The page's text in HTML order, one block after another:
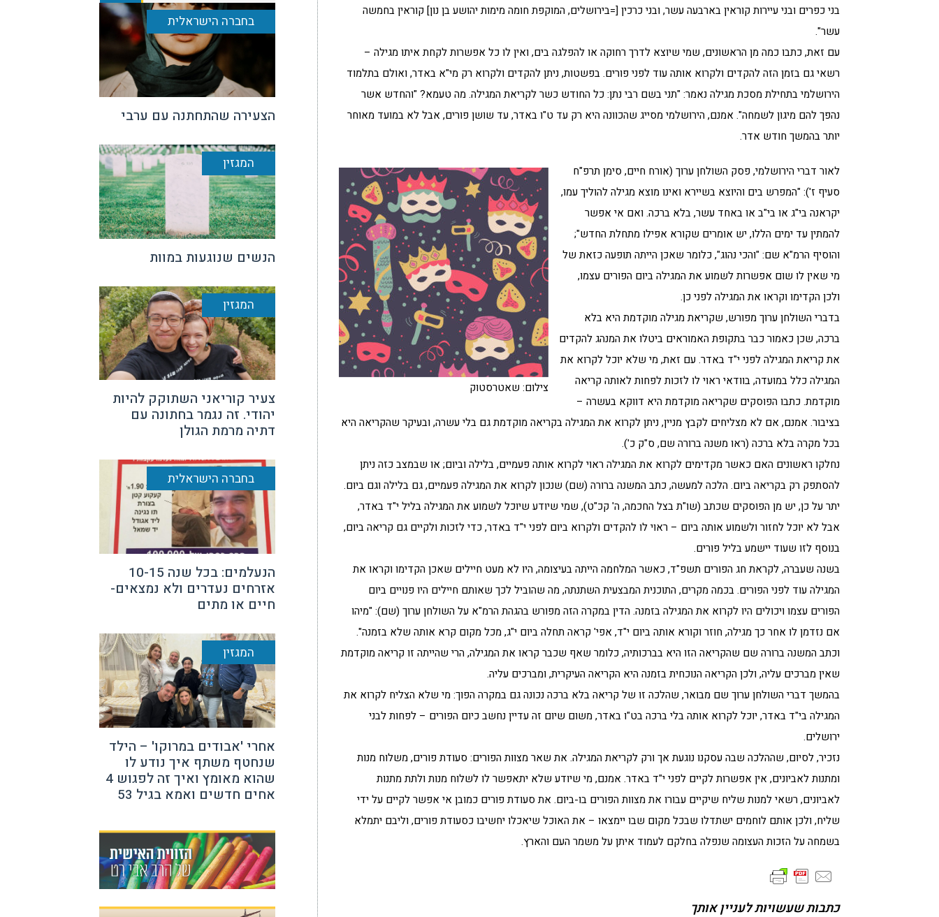
בני כפרים ובני עיירות קוראין בארבעה עשר, ובני כרכין [=בירושלים, המוקפת חומה מימות יהושע בן נון] קוראין בחמשה
עשר".
עם זאת, כתבו כמה מן הראשונים, שמי שיוצא לדרך רחוקה או להפלגה בים, ואין לו כל אפשרות לקחת איתו מגילה –
רשאי גם בזמן הזה להקדים ולקרוא אותה עוד לפני פורים. בפשטות, ניתן להקדים ולקרוא רק מי"א באדר, ואולם בתלמוד
הירושלמי בתחילת מסכת מגילה נאמר: "תני בשם רבי נתן: כל החודש כשר לקריאת המגילה. מה טעמא? "והחדש אשר
נהפך להם מיגון לשמחה". אמנם, הירושלמי מסייג שהכוונה היא רק עד ט"ו באדר, עד שושן פורים, אבל לא במועד מאוחר
יותר בהמשך חודש אדר.
צילום: שאטרסטוק
לאור דברי הירושלמי, פסק השולחן ערוך (אורח חיים, סימן תרפ"ח
סעיף ז'): "המפרש בים והיוצא בשיירא ואינו מוצא מגילה להוליך עמו,
יקראנה בי"ג או בי"ב או באחד עשר, בלא ברכה. ואם אי אפשר
להמתין עד ימים הללו, יש אומרים שקורא אפילו מתחלת החדש";
והוסיף הרמ"א שם: "והכי נהוג", כלומר שאכן הייתה תופעה כזאת של
מי שאין לו שום אפשרות לשמוע את המגילה ביום הפורים עצמו,
ולכן הקדימו וקראו את המגילה לפני כן.
בדברי השולחן ערוך מפורש, שקריאת מגילה מוקדמת היא בלא
ברכה, שכן כאמור כבר בתקופת האמוראים ביטלו את המנהג להקדים
את קריאת המגילה לפני י"ד באדר. עם זאת, מי שלא יוכל לקרוא את
המגילה כלל במועדה, בוודאי ראוי לו לזכות לפחות לאותה קריאה
מוקדמת. כתבו הפוסקים שקריאה מוקדמת היא דווקא בעשרה –
בציבור. אמנם, אם לא מצליחים לקבץ מניין, ניתן לקרוא את המגילה בקריאה מוקדמת גם בלי עשרה, ובעיקר שהקריאה היא
בכל מקרה בלא ברכה (ראו משנה ברורה שם, ס"ק כ').
נחלקו ראשונים האם כאשר מקדימים לקרוא את המגילה ראוי לקרוא אותה פעמיים, בלילה וביום; או שבמצב כזה ניתן
להסתפק רק בקריאה ביום. הלכה למעשה, כתב המשנה ברורה (שם) שנכון לקרוא את המגילה פעמיים, גם בלילה וגם ביום.
יתר על כן, יש מן הפוסקים שכתב (שו"ת בצל החכמה, ה' קכ"ט), שמי שיודע שיוכל לשמוע את המגילה בליל י"ד באדר,
אבל לא יוכל לחזור ולשמוע אותה ביום – ראוי לו להקדים ולקרוא ביום לפני י"ד באדר, כדי לזכות ולקיים גם קריאה ביום,
בנוסף לזו שעוד יישמע בליל פורים.
בשנה שעברה, לקראת חג הפורים תשפ"ד, כאשר המלחמה הייתה בעיצומה, היו לא מעט חיילים שאכן הקדימו וקראו את
המגילה עוד לפני הפורים. בכמה מקרים, התוכנית המבצעית השתנתה, מה שהוביל לכך שאותם חיילים היו פנויים ביום
הפורים עצמו ויכולים היו לקרוא את המגילה בזמנה. הדין במקרה הזה מפורש בהגהת הרמ"א על השולחן ערוך (שם): "מיהו
אם נזדמן לו אחר כך מגילה, חוזר וקורא אותה ביום י"ד, אפי' קראה תחלה ביום י"ג, מכל מקום קרא אותה שלא בזמנה".
וכתב המשנה ברורה שם שהקריאה הזו היא בברכותיה, כלומר שאף שכבר קראו את המגילה, הרי שהייתה זו קריאה מוקדמת
שאין מברכים עליה, ולכן הקריאה הנוכחית בזמנה היא הקריאה העיקרית, ומברכים עליה.
בהמשך דברי השולחן ערוך שם מבואר, שהלכה זו של קריאה בלא ברכה נכונה גם במקרה הפוך: מי שלא הצליח לקרוא את
המגילה בי"ד באדר, יוכל לקרוא אותה בלי ברכה בט"ו באדר, משום שיום זה עדיין נחשב כיום הפורים – לפחות לבני
ירושלים.
נזכיר, לסיום, שההלכה שבה עסקנו נוגעת אך ורק לקריאת המגילה. את שאר מצוות הפורים: סעודת פורים, משלוח מנות
ומתנות לאביונים, אין אפשרות לקיים לפני י"ד באדר. אמנם, מי שיודע שלא יתאפשר לו לשלוח מנות ולתת מתנות
לאביונים, רשאי למנות שליח שיקיים עבורו את מצוות הפורים בו-ביום. את סעודת פורים כמובן אי אפשר לקיים על ידי
שליח, ולכן אותם לוחמים ישתדלו שבכל מקום שבו יימצאו – את האוכל שיאכלו יחשיבו כסעודת פורים, וליבם יתמלא
בשמחה על הזכות העצומה שנפלה בחלקם לעמוד איתן על משמר העם והארץ.
כתבות שעשויות לעניין אותך
בחברה הישראלית
הצעירה שהתחתנה עם ערבי
המגזין
הנשים שנוגעות במוות
המגזין
צעיר קוריאני השתוקק להיות
יהודי. זה נגמר בחתונה עם
דתיה מרמת הגולן
בחברה הישראלית
הנעלמים: בכל שנה 10-15
אזרחים נעדרים ולא נמצאים-
חיים או מתים
המגזין
אחרי 'אבודים במרוקו' – הילד
שנחטף משתף איך נודע לו
שהוא מאומץ ואיך זה לפגוש 4
אחים חדשים ואמא בגיל 53